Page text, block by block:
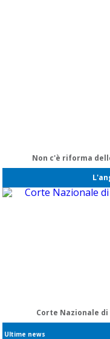
Non c'è riforma
Corte Nazionale
Ultime news